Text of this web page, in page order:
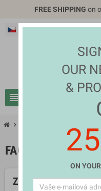
FREE SHIPPING on
Čeština EUR €
view_headline
chevron_right
FACIAL CARE
Zatím zde nejsou
OUR
&
ON